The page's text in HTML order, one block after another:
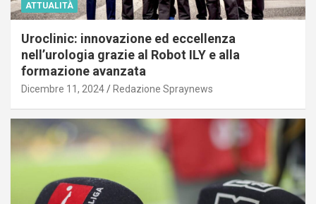
ATTUALITÀ
Uroclinic: innovazione ed eccellenza
nell’urologia grazie al Robot ILY e alla
formazione avanzata
Dicembre 11, 2024 Redazione Spraynews